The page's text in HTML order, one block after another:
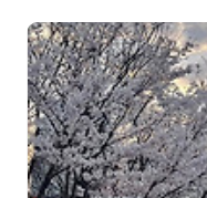
지 영양제를 찾아보던 중
습니다. 서로 다른 제품을
기닌의 효능을 알려드리고
스팅을 작성해 봅니다. 목
의 알려진 효능 아르기닌
기닌(L-Arginine)이란? 아